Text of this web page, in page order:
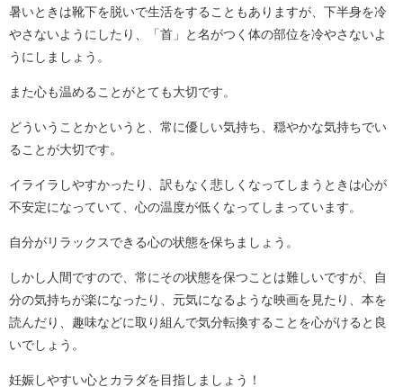
暑いときは靴下を脱いで生活をすることもありますが、下半身を冷
やさないようにしたり、「首」と名がつく体の部位を冷やさないよ
うにしましょう。
また心も温めることがとても大切です。
どういうことかというと、常に優しい気持ち、穏やかな気持ちでい
ることが大切です。
イライラしやすかったり、訳もなく悲しくなってしまうときは心が
不安定になっていて、心の温度が低くなってしまっています。
自分がリラックスできる心の状態を保ちましょう。
しかし人間ですので、常にその状態を保つことは難しいですが、自
分の気持ちが楽になったり、元気になるような映画を見たり、本を
読んだり、趣味などに取り組んで気分転換することを心がけると良
いでしょう。
妊娠しやすい心とカラダを目指しましょう！